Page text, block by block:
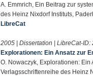
A. Emmrich, Ein Beitrag zur
des Heinz Nixdorf Instituts,
LibreCat
2005 | Dissertation | LibreCat-ID:
Explorationen: Ein Ansatz zur
O. Nowaczyk, Explorationen:
Verlagsschriftenreihe des Heinz